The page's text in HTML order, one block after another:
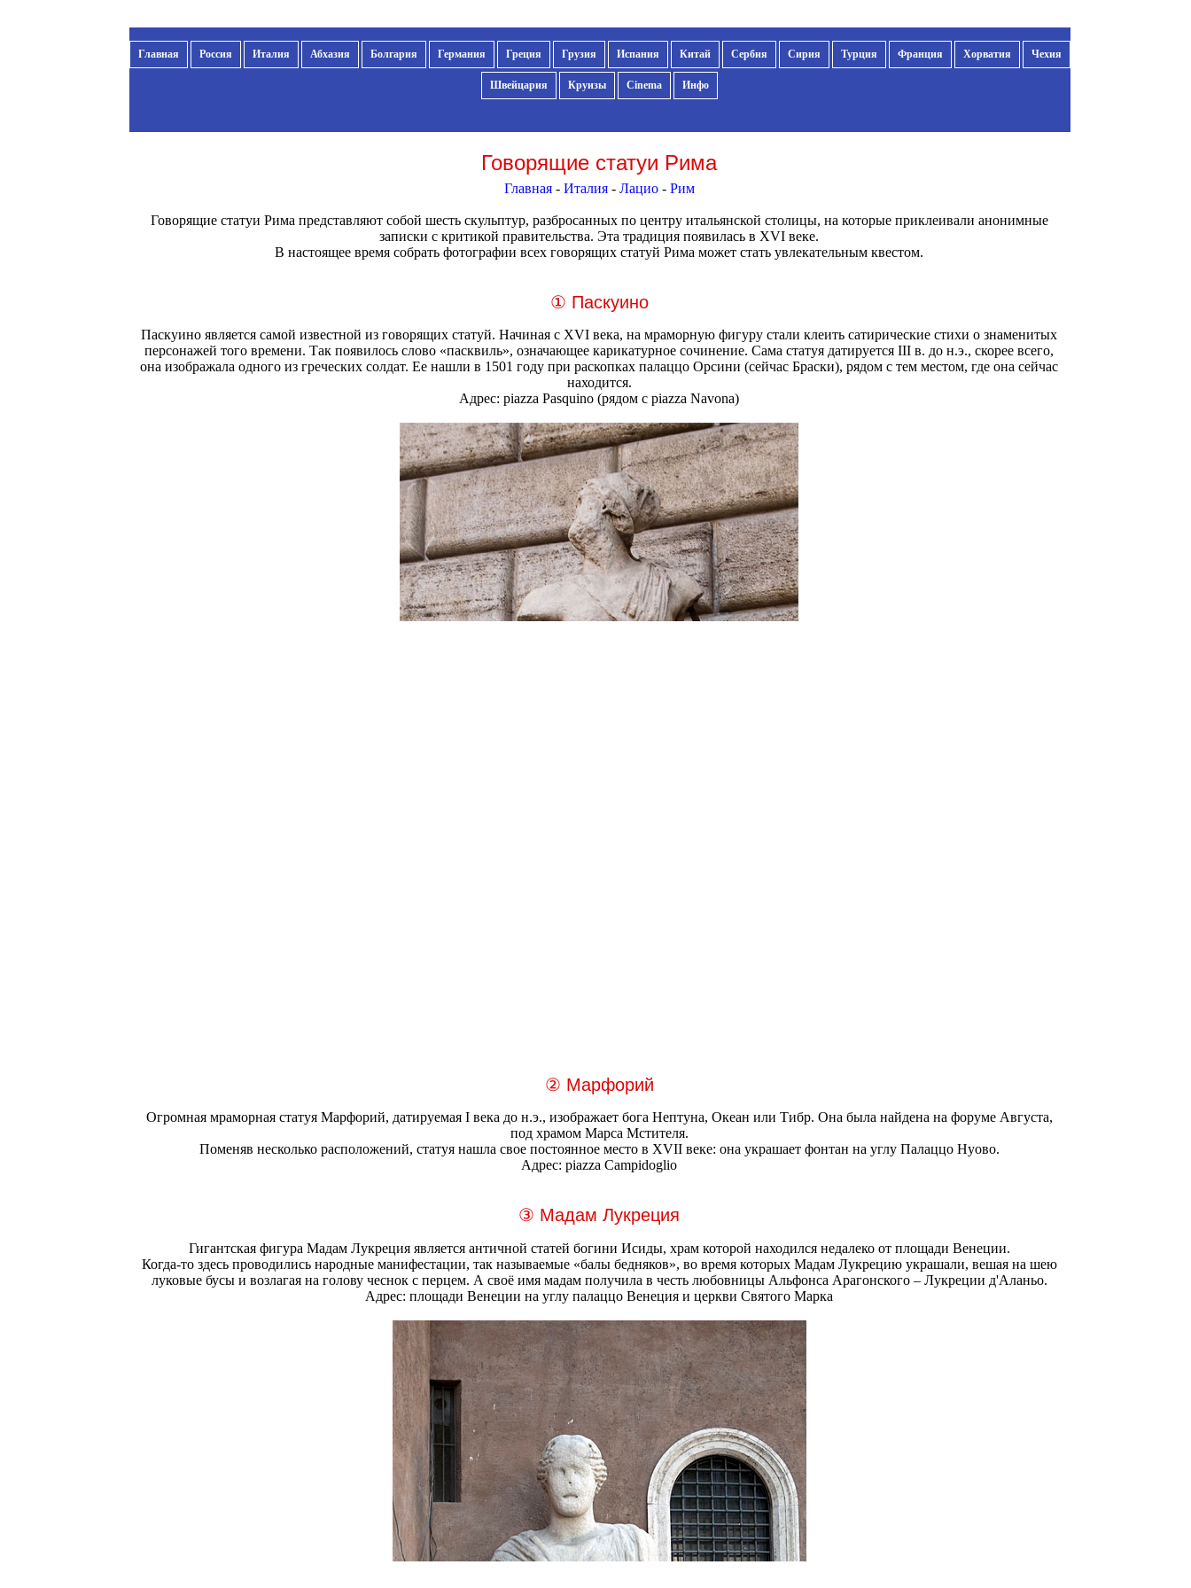
Главная Россия Италия Абхазия Болгария Германия Греция Грузия Испания Китай Сербия Сирия Турция Франция Хорватия Чехия
Швейцария Круизы Cinema Инфо
Говорящие статуи Рима
Главная- Италия- Лацио- Рим
Говорящие статуи Рима представляют собой шесть скульптур, разбросанных по центру итальянской столицы, на которые приклеивали анонимные
записки с критикой правительства. Эта традиция появилась в XVI веке.
В настоящее время собрать фотографии всех говорящих статуй Рима может стать увлекательным квестом.
① Паскуино
Паскуино является самой известной из говорящих статуй. Начиная с XVI века, на мраморную фигуру стали клеить сатирические стихи о знаменитых
персонажей того времени. Так появилось слово «пасквиль», означающее карикатурное сочинение. Сама статуя датируется III в. до н.э., скорее всего,
она изображала одного из греческих солдат. Ее нашли в 1501 году при раскопках палаццо Орсини (сейчас Браски), рядом с тем местом, где она сейчас
находится.
Адрес: piazza Pasquino (рядом с piazza Navona)
② Марфорий
Огромная мраморная статуя Марфорий, датируемая I века до н.э., изображает бога Нептуна, Океан или Тибр. Она была найдена на форуме Августа,
под храмом Марса Мстителя.
Поменяв несколько расположений, статуя нашла свое постоянное место в XVII веке: она украшает фонтан на углу Палаццо Нуово.
Адрес: piazza Campidoglio
③ Мадам Лукреция
Гигантская фигура Мадам Лукреция является античной статей богини Исиды, храм которой находился недалеко от площади Венеции.
Когда-то здесь проводились народные манифестации, так называемые «балы бедняков», во время которых Мадам Лукрецию украшали, вешая на шею
луковые бусы и возлагая на голову чеснок с перцем. А своё имя мадам получила в честь любовницы Альфонса Арагонского – Лукреции д'Аланьо.
Адрес: площади Венеции на углу палаццо Венеция и церкви Святого Марка